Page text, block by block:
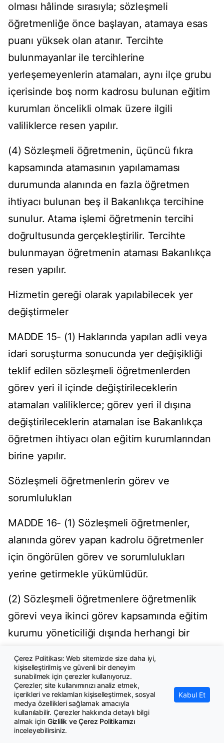
olması hâlinde sırasıyla; sözleşmeli
öğretmenliğe önce başlayan, atamaya esas
puanı yüksek olan atanır. Tercihte
bulunmayanlar ile tercihlerine
yerleşemeyenlerin atamaları, aynı ilçe grubu
içerisinde boş norm kadrosu bulunan eğitim
kurumları öncelikli olmak üzere ilgili
valiliklerce resen yapılır.
(4) Sözleşmeli öğretmenin, üçüncü fıkra
kapsamında atamasının yapılamaması
durumunda alanında en fazla öğretmen
ihtiyacı bulunan beş il Bakanlıkça tercihine
sunulur. Atama işlemi öğretmenin tercihi
doğrultusunda gerçekleştirilir. Tercihte
bulunmayan öğretmenin ataması Bakanlıkça
resen yapılır.
Hizmetin gereği olarak yapılabilecek yer
değiştirmeler
MADDE 15- (1) Haklarında yapılan adli veya
idari soruşturma sonucunda yer değişikliği
teklif edilen sözleşmeli öğretmenlerden
görev yeri il içinde değiştirileceklerin
atamaları valiliklerce; görev yeri il dışına
değiştirileceklerin atamaları ise Bakanlıkça
öğretmen ihtiyacı olan eğitim kurumlarından
birine yapılır.
Sözleşmeli öğretmenlerin görev ve
sorumlulukları
MADDE 16- (1) Sözleşmeli öğretmenler,
alanında görev yapan kadrolu öğretmenler
için öngörülen görev ve sorumlulukları
yerine getirmekle yükümlüdür.
(2) Sözleşmeli öğretmenlere öğretmenlik
görevi veya ikinci görev kapsamında eğitim
kurumu yöneticiliği dışında herhangi bir
Sözleşme süresi
MADDE 17- (1) Sözleşmeli öğretmenlerle
mali yılla sınırlı olarak sözleşme yapılır.
Sözleşmesi feshedilmeyenlerin sözleşme
Çerez Politikası: Web sitemizde size daha iyi,
kişiselleştirilmiş ve güvenli bir deneyim
sunabilmek için çerezler kullanıyoruz.
Çerezler; site kullanımınızı analiz etmek,
içerikleri ve reklamları kişiselleştirmek, sosyal
medya özellikleri sağlamak amacıyla
kullanılabilir. Çerezler hakkında detaylı bilgi
almak için Gizlilik ve Çerez Politikamızı
inceleyebilirsiniz.
Kabul Et